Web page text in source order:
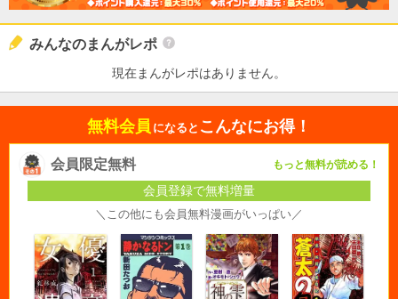
みんなのまんがレポ
現在まんがレポはありません。
無料会員 になると こんなにお得！
会員限定無料 もっと無料が読める！
会員登録で無料増量
＼この他にも会員無料漫画がいっぱい／